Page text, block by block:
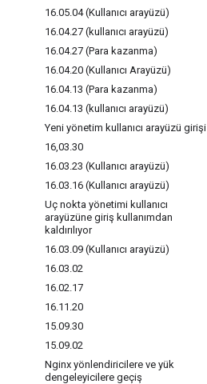
16.05.04 (Kullanıcı arayüzü)
16.04.27 (kullanıcı arayüzü)
16.04.27 (Para kazanma)
16.04.20 (Kullanıcı Arayüzü)
16.04.13 (Para kazanma)
16.04.13 (kullanıcı arayüzü)
Yeni yönetim kullanıcı arayüzü girişi
16,03.30
16.03.23 (Kullanıcı arayüzü)
16.03.16 (Kullanıcı arayüzü)
Uç nokta yönetimi kullanıcı
arayüzüne giriş kullanımdan
kaldırılıyor
16.03.09 (Kullanıcı arayüzü)
16.03.02
16.02.17
16.11 .20
15.09.30
15.09.02
Nginx yönlendiricilere ve yük
dengeleyicilere geçiş